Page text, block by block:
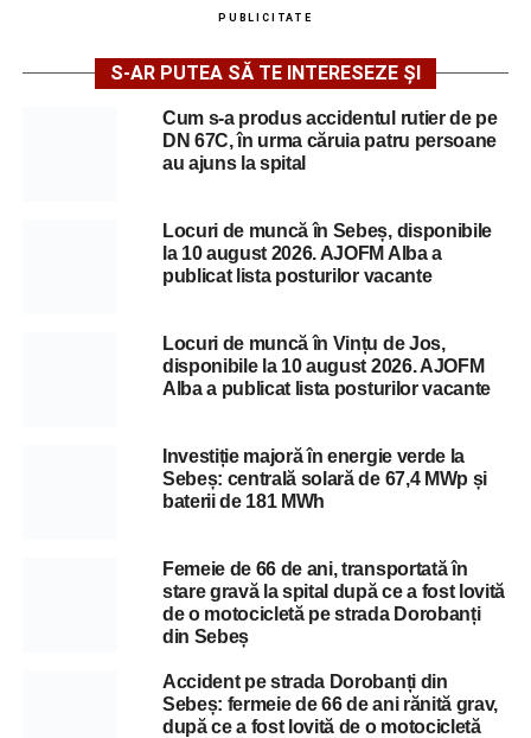
PUBLICITATE
S-AR PUTEA SĂ TE INTERESEZE ȘI
Cum s-a produs accidentul rutier de pe
DN 67C, în urma căruia patru persoane
au ajuns la spital
Locuri de muncă în Sebeș, disponibile
la 10 august 2026. AJOFM Alba a
publicat lista posturilor vacante
Locuri de muncă în Vințu de Jos,
disponibile la 10 august 2026. AJOFM
Alba a publicat lista posturilor vacante
Investiție majoră în energie verde la
Sebeș: centrală solară de 67,4 MWp și
baterii de 181 MWh
Femeie de 66 de ani, transportată în
stare gravă la spital după ce a fost lovită
de o motocicletă pe strada Dorobanți
din Sebeș
Accident pe strada Dorobanți din
Sebeș: fermeie de 66 de ani rănită grav,
după ce a fost lovită de o motocicletă